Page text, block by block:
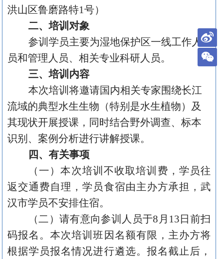
洪山区鲁磨路特1号）
二、培训对象
参训学员主要为湿地保护区一线工作人
员和管理人员、相关专业科研人员。
三、培训内容
本次培训将邀请国内相关专家围绕长江
流域的典型水生生物（特别是水生植物）及
其现状开展授课 ， 同时结合野外调查、标本
识别、案例分析进行讲解授课。
四、有关事项
（一）本次培训不收取培训费， 学员往
返交通费自理 ，学员食宿由主办方承担 ，武
汉市学员不安排住宿。
（二）请有意向参训人员于8 月 13 日前扫
码报名。本次培训班因名额有限，主办方将
根据学员报名情况进行遴选。报名截止后，